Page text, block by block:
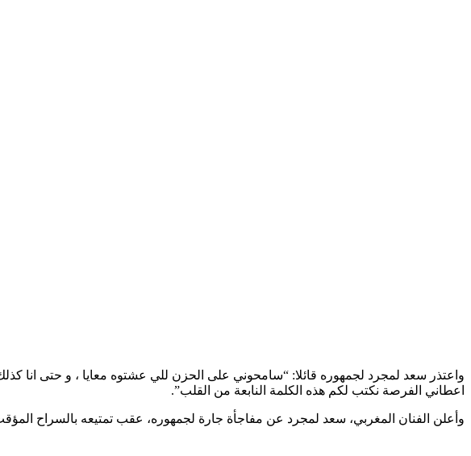
واعتذر سعد لمجرد لجمهوره قائلا: “سامحوني على الحزن للي عشتوه معايا ، و حتى انا
اعطاني الفرصة نكتب لكم هذه الكلمة النابعة من القلب”.
وأعلن الفنان المغربي، سعد لمجرد عن مفاجأة جارة لجمهوره، عقب تمتيعه بالسراح